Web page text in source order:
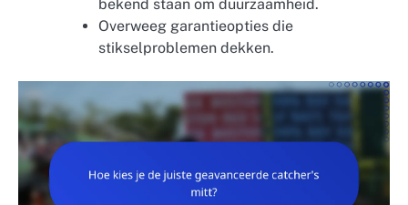
bekend staan om duurzaamheid.
Overweeg garantieopties die
stikselproblemen dekken.